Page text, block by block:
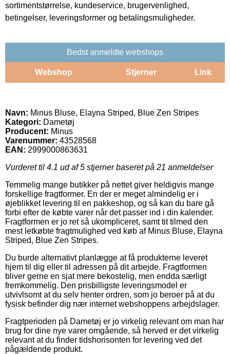
sortimentstørrelse, kundeservice, brugervenlighed,
betingelser, leveringsformer og betalingsmuligheder.
Bedst anmeldte webshops
Webshop Stjerner Link
Navn: Minus Bluse, Elayna Striped, Blue Zen Stripes
Kategori: Dametøj
Producent: Minus
Varenummer: 43528568
EAN: 2999000863631
Vurderet til 4.1 ud af 5 stjerner baseret på 21 anmeldelser
Temmelig mange butikker på nettet giver heldigvis mange
forskellige fragtformer. En der er meget almindelig er i
øjeblikket levering til en pakkeshop, og så kan du bare gå
forbi efter de købte varer når det passer ind i din kalender.
Fragtformen er jo ret så ukompliceret, samt tit tilmed den
mest letkøbte fragtmulighed ved køb af Minus Bluse, Elayna
Striped, Blue Zen Stripes.
Du burde alternativt planlægge at få produkterne leveret
hjem til dig eller til adressen på dit arbejde. Fragtformen
bliver gerne en sjat mere bekostelig, men endda særligt
fremkommelig. Den prisbilligste leveringsmodel er
utvivlsomt at du selv henter ordren, som jo beroer på at du
fysisk befinder dig nær internet webshoppens arbejdslager.
Fragtperioden på Dametøj er jo virkelig relevant om man har
brug for dine nye varer omgående, så herved er det virkelig
relevant at du finder tidshorisonten for levering ved det
pågældende produkt.